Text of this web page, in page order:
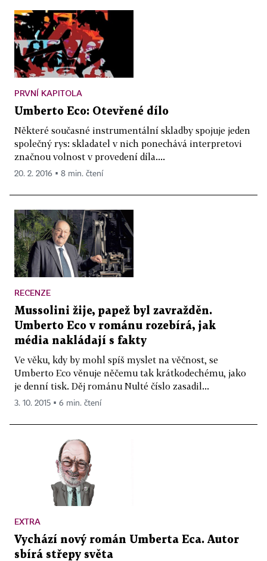
PRVNÍ KAPITOLA
Umberto Eco: Otevřené dílo
Některé současné instrumentální skladby spojuje jeden
společný rys: skladatel v nich ponechává interpretovi
značnou volnost v provedení díla....
20. 2. 2016 ▪ 8 min. čtení
RECENZE
Mussolini žije, papež byl zavražděn.
Umberto Eco v románu rozebírá, jak
média nakládají s fakty
Ve věku, kdy by mohl spíš myslet na věčnost, se
Umberto Eco věnuje něčemu tak krátkodechému, jako
je denní tisk. Děj románu Nulté číslo zasadil...
3. 10. 2015 ▪ 6 min. čtení
EXTRA
Vychází nový román Umberta Eca. Autor
sbírá střepy světa